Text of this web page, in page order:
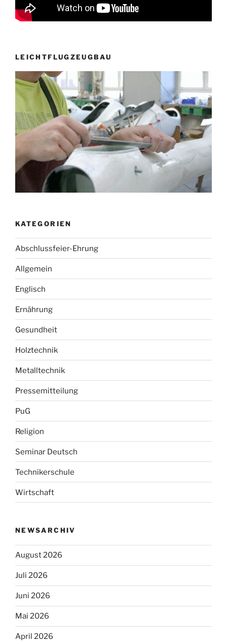
LEICHTFLUGZEUGBAU
KATEGORIEN
Abschlussfeier-Ehrung
Allgemein
Englisch
Ernährung
Gesundheit
Holztechnik
Metalltechnik
Pressemitteilung
PuG
Religion
Seminar Deutsch
Technikerschule
Wirtschaft
NEWSARCHIV
August 2026
Juli 2026
Juni 2026
Mai 2026
April 2026